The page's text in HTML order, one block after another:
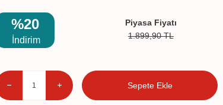
%20
İndirim
Piyasa Fiyatı
1.899,90TL
Sepete Ekle